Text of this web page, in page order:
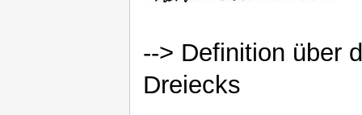
--> Definition über
Dreiecks